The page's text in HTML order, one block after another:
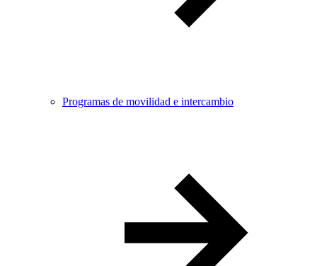
Programas de movilidad e intercambio